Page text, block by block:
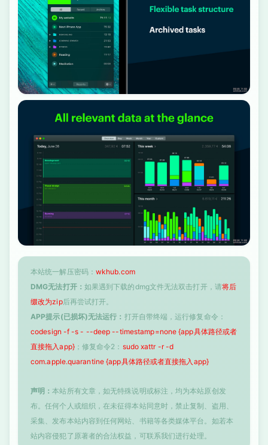
本站统一解压密码： wkhub.com
DMG无法打开： 如果遇到下载的dmg文件无法双击打开，请将后
缀改为zip后再尝试打开。
APP提示(已损坏)无法运行： 打开自带终端，运行修复命令：
codesign -f -s - --deep --timestamp=none {app具体路径或者
直接拖入app}；修复命令2： sudo xattr -r -d
com.apple.quarantine {app具体路径或者直接拖入app}
声明：本站所有文章，如无特殊说明或标注，均为本站原创发
布。任何个人或组织，在未征得本站同意时，禁止复制、盗用、
采集、发布本站内容到任何网站、书籍等各类媒体平台。如若本
站内容侵犯了原著者的合法权益，可联系我们进行处理。